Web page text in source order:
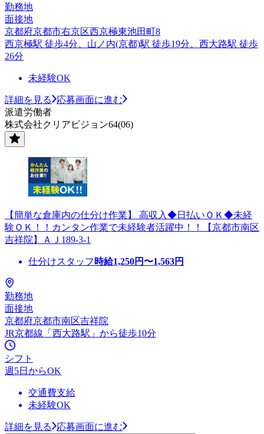
勤務地
面接地
京都府京都市右京区西京極東池田町8
西京極駅 徒歩4分、山ノ内(京都)駅 徒歩19分、西大路駅 徒歩
26分
未経験OK
詳細を見る
応募画面に進む
派遣労働者
株式会社クリアビジョン64(06)
【簡単な倉庫内の仕分け作業】 高収入◆日払いＯＫ◆未経
験ＯＫ！！カンタン作業で未経験者活躍中！！【京都市南区
吉祥院】ＡＪ189-3-1
仕分けスタッフ 時給1,250円〜1,563円
勤務地
面接地
京都府京都市南区吉祥院
JR京都線「西大路駅」から徒歩10分
シフト
週5日からOK
交通費支給
未経験OK
詳細を見る 応募画面に進む